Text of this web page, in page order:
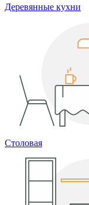
Деревянные кухни
Столовая